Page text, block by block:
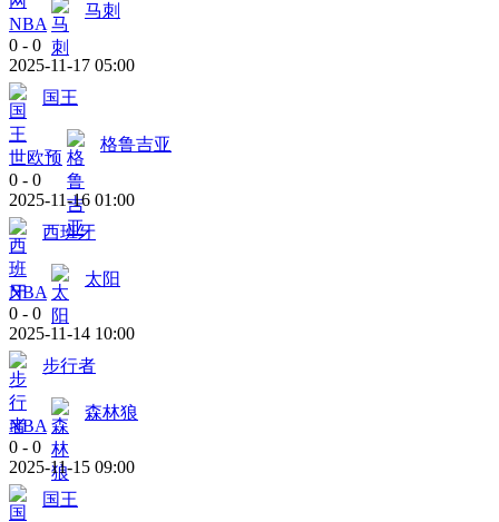
NBA
马刺
0 - 0
2025-11-17 05:00
国王
世欧预
格鲁吉亚
0 - 0
2025-11-16 01:00
西班牙
NBA
太阳
0 - 0
2025-11-14 10:00
步行者
NBA
森林狼
0 - 0
2025-11-15 09:00
国王